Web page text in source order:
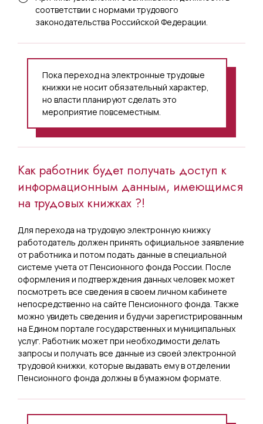
соответствии с нормами трудового
законодательства Российской Федерации.
Пока переход на электронные трудовые
книжки не носит обязательный характер,
но власти планируют сделать это
мероприятие повсеместным.
Как работник будет получать доступ к
информационным данным, имеющимся
на трудовых книжках ?!
Для перехода на трудовую электронную книжку
работодатель должен принять официальное заявление
от работника и потом подать данные в специальной
системе учета от Пенсионного фонда России. После
оформления и подтверждения данных человек может
посмотреть все сведения в своем личном кабинете
непосредственно на сайте Пенсионного фонда. Также
можно увидеть сведения и будучи зарегистрированным
на Едином портале государственных и муниципальных
услуг. Работник может при необходимости делать
запросы и получать все данные из своей электронной
трудовой книжки, которые выдавать ему в отделении
Пенсионного фонда должны в бумажном формате.